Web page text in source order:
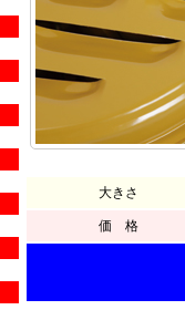
大きさ
価 格